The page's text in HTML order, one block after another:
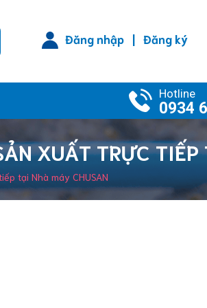
Đăng nhập | Đăng ký
Hotline
0934
XUẤT TRỰC TIẾP
tại Nhà máy CHUSAN